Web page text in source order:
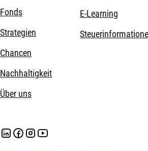
Fonds
Strategien
Chancen
Nachhaltigkeit
Über uns
E-Learning